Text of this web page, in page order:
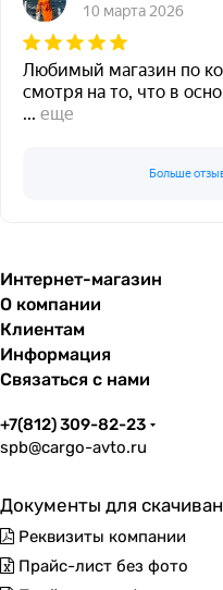
10 марта 2026
Любимый магазин по
смотря на то, что в
... еще
Больше
Интернет-магазин
О компании
Клиентам
Информация
Связаться с нами
+7(812) 309-82-23
spb@cargo-avto.ru
Документы для
Реквизиты компании
Прайс-лист без фото